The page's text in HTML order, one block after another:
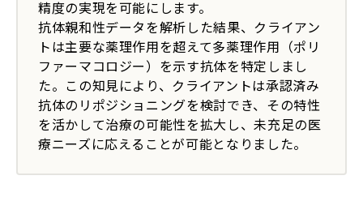
精度の実現を可能にします。
抗体親和性データを解析した結果、クライアン
トは主要な薬理作用を超えて多薬理作用（ポリ
ファーマコロジー）を示す抗体を特定しまし
た。この知見により、クライアントは承認済み
抗体のリポジショニングを検討でき、その特性
を活かして治療の可能性を拡大し、未充足の医
療ニーズに応えることが可能となりました。